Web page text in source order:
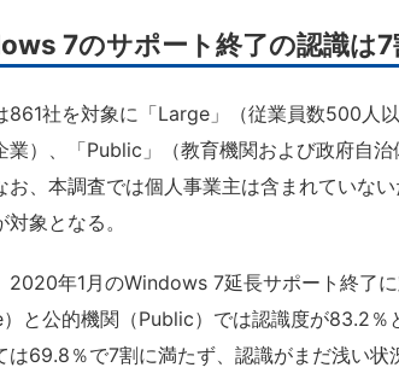
7のサポート終了の認識は7
社を対象に「Large」（従業員数500人
業）、「Public」（教育機関および政府自
お、本調査では個人事業主は含まれていな
対象となる。
年1月のWindows 7延長サポート終了
）と公的機関（Public）では認識度が83.2％
は69.8％で7割に満たず、認識がまだ浅い状